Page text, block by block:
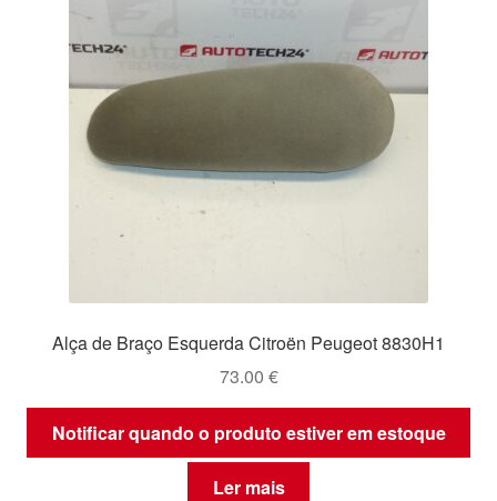
Alça de Braço Esquerda Citroën Peugeot 8830H1
73.00 €
Notificar quando o produto estiver em estoque
Ler mais